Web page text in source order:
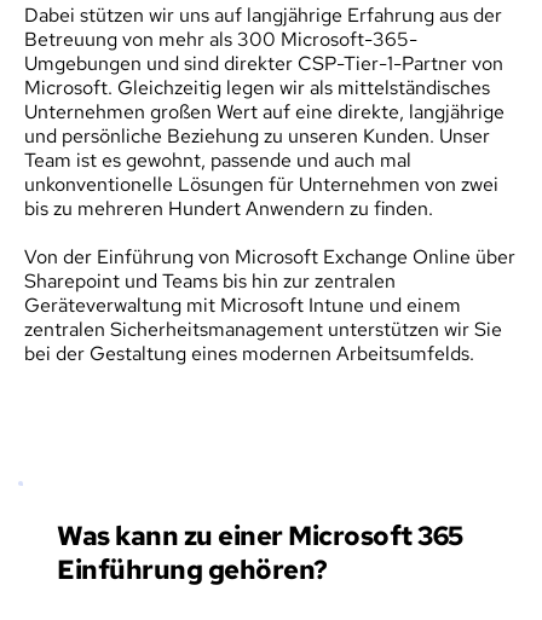
Dabei stützen wir uns auf langjährige Erfahrung aus der
Betreuung von mehr als 300 Microsoft-365-
Umgebungen und sind direkter CSP-Tier-1-Partner von
Microsoft. Gleichzeitig legen wir als mittelständisches
Unternehmen großen Wert auf eine direkte, langjährige
und persönliche Beziehung zu unseren Kunden. Unser
Team ist es gewohnt, passende und auch mal
unkonventionelle Lösungen für Unternehmen von zwei
bis zu mehreren Hundert Anwendern zu finden.
Von der Einführung von Microsoft Exchange Online über
Sharepoint und Teams bis hin zur zentralen
Geräteverwaltung mit Microsoft Intune und einem
zentralen Sicherheitsmanagement unterstützen wir Sie
bei der Gestaltung eines modernen Arbeitsumfelds.
Was kann zu einer Microsoft 365
Einführung gehören?